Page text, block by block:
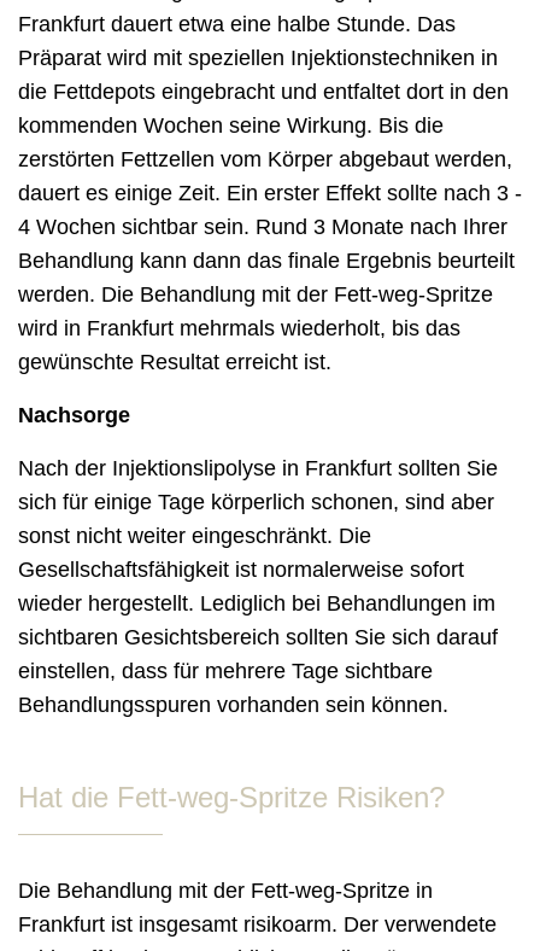
Frankfurt dauert etwa eine halbe Stunde. Das
Präparat wird mit speziellen Injektionstechniken in
die Fettdepots eingebracht und entfaltet dort in den
kommenden Wochen seine Wirkung. Bis die
zerstörten Fettzellen vom Körper abgebaut werden,
dauert es einige Zeit. Ein erster Effekt sollte nach 3 -
4 Wochen sichtbar sein. Rund 3 Monate nach Ihrer
Behandlung kann dann das finale Ergebnis beurteilt
werden. Die Behandlung mit der Fett-weg-Spritze
wird in Frankfurt mehrmals wiederholt, bis das
gewünschte Resultat erreicht ist.
Nachsorge
Nach der Injektionslipolyse in Frankfurt sollten Sie
sich für einige Tage körperlich schonen, sind aber
sonst nicht weiter eingeschränkt. Die
Gesellschaftsfähigkeit ist normalerweise sofort
wieder hergestellt. Lediglich bei Behandlungen im
sichtbaren Gesichtsbereich sollten Sie sich darauf
einstellen, dass für mehrere Tage sichtbare
Behandlungsspuren vorhanden sein können.
Hat die Fett-weg-Spritze Risiken?
Die Behandlung mit der Fett-weg-Spritze in
Frankfurt ist insgesamt risikoarm. Der verwendete